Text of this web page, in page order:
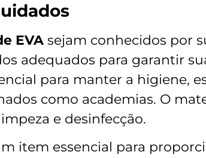
EVA sejam conhecidos por
adequados para garantir
para manter a higiene,
como academias. O
e desinfecção.
item essencial para